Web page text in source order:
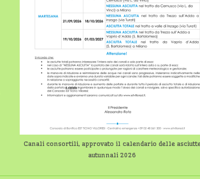
Canali consortili, approvato il calendario delle
autunnali 2026